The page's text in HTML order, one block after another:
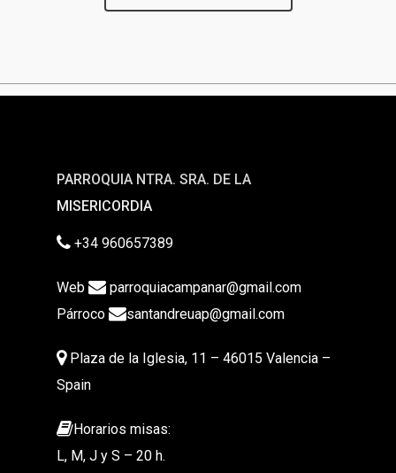
PARROQUIA NTRA. SRA. DE LA
MISERICORDIA
+34 960657389
Web
parroquiacampanar@gmail.com
Párroco
santandreuap@gmail.com
Plaza de la Iglesia, 11 – 46015 Valencia –
Spain
Horarios misas:
L, M, J y S – 20 h.